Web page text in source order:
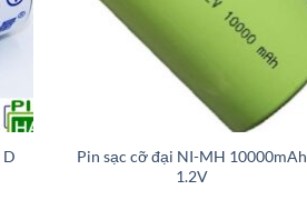
D
Pin sạc cỡ đại NI-MH 10000mAh
1.2V